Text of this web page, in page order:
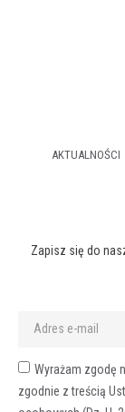
AKTUALNOŚCI
Zapisz się do
Wyrażam zgodę
zgodnie z treścią